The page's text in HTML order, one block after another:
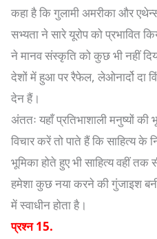
कहा है कि गुलामी अमरीका और
सभ्यता ने सारे यूरोप को प्रभावित
ने मानव संस्कृति को कुछ भी नहीं
देशों में हुआ पर रैफेल, लेओनार्दो दा
देन हैं।
अंततः यहाँ प्रतिभाशाली मनुष्यों
विचार करें तो पाते हैं कि साहित्य के
भूमिका होते हुए भी साहित्य वहीं तक
हमेशा कुछ नया करने की गुंजाइश
में स्वाधीन होता है।
प्रश्न 15.